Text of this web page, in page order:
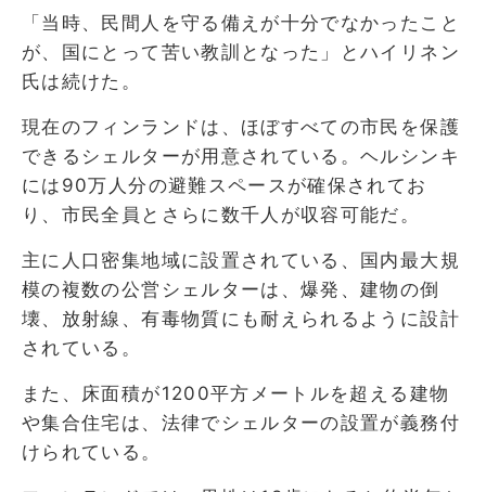
「当時、民間人を守る備えが十分でなかったこと
が、国にとって苦い教訓となった」とハイリネン
氏は続けた。
現在のフィンランドは、ほぼすべての市民を保護
できるシェルターが用意されている。ヘルシンキ
には90万人分の避難スペースが確保されてお
り、市民全員とさらに数千人が収容可能だ。
主に人口密集地域に設置されている、国内最大規
模の複数の公営シェルターは、爆発、建物の倒
壊、放射線、有毒物質にも耐えられるように設計
されている。
また、床面積が1200平方メートルを超える建物
や集合住宅は、法律でシェルターの設置が義務付
けられている。